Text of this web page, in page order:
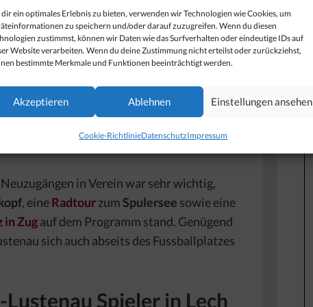
ein optimales Erlebnis zu bieten, verwenden wir Technologien wie Cookies, um
zu speichern und/oder darauf zuzugreifen. Wenn du diesen
zustimmst, können wir Daten wie das Surfverhalten oder eindeutige IDs auf
Website verarbeiten. Wenn du deine Zustimmung nicht erteilst oder zurückziehst,
bestimmte Merkmale und Funktionen beeinträchtigt werden.
Akzeptieren Ablehnen Einstellungen ansehen
Cookie-RichtlinieDatenschutzImpressum
in Verein war sehr wichtig,
, eineRadtourzumSpulersee sowie eine
in Zugauf dem Programm stand. Genügend
sich auch abseits des Fussballplatzes
Spieler in Lech